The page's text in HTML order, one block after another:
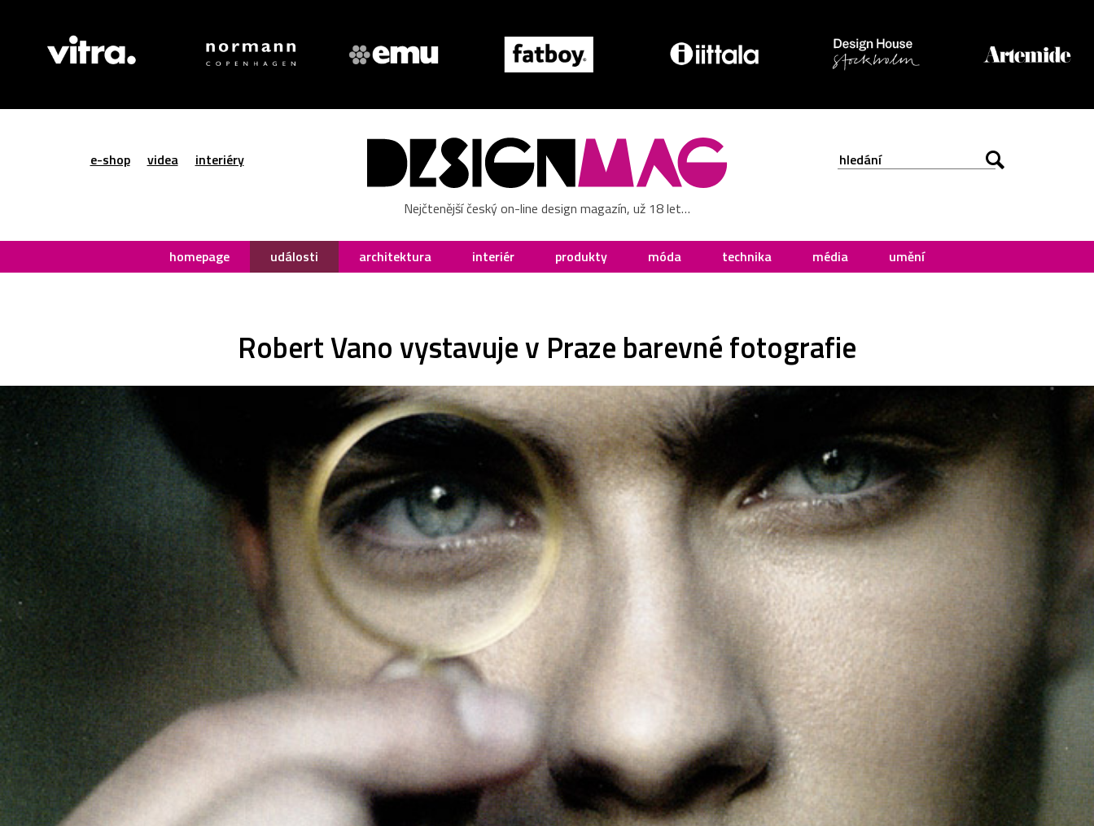
e-shop videa interiéry
Nejčtenější český on-line design magazín, už 18 let…
homepage události architektura interiér produkty móda technika média umění
Robert Vano vystavuje v Praze barevné fotografie